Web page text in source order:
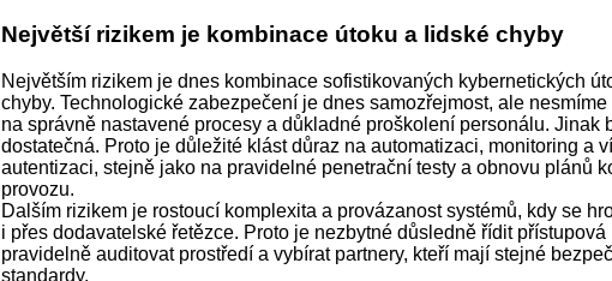
Největší rizikem je kombinace útoku a lidské chyby
Největším rizikem je dnes kombinace sofistikovaných kybernetických
chyby. Technologické zabezpečení je dnes samozřejmost, ale
na správně nastavené procesy a důkladné proškolení personálu. Jinak
dostatečná. Proto je důležité klást důraz na automatizaci, monitoring a
autentizaci, stejně jako na pravidelné penetrační testy a obnovu plánů
provozu.
Dalším rizikem je rostoucí komplexita a provázanost systémů, kdy se
i přes dodavatelské řetězce. Proto je nezbytné důsledně řídit přístupová
pravidelně auditovat prostředí a vybírat partnery, kteří mají stejné
standardy.